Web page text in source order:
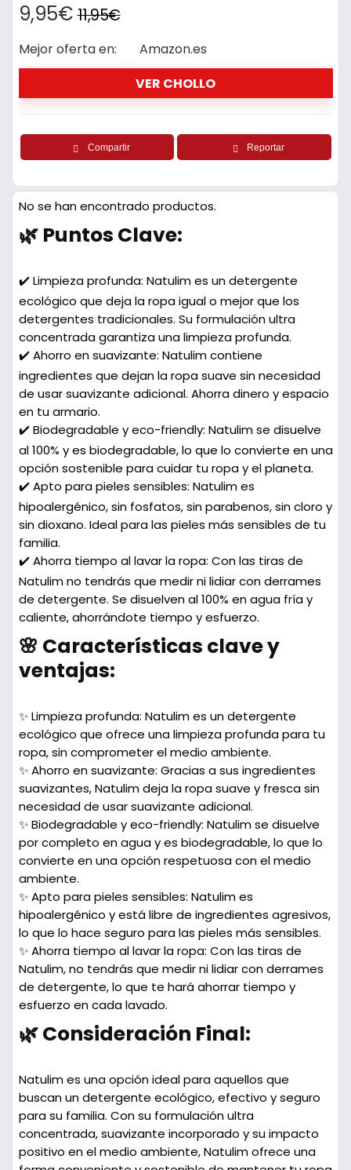
9,95€ 11,95€
Mejor oferta en:
Amazon.es
VER CHOLLO
Compartir Reportar
No se han encontrado productos.
🌿 Puntos Clave:
✔️ Limpieza profunda: Natulim es un detergente
ecológico que deja la ropa igual o mejor que los
detergentes tradicionales. Su formulación ultra
concentrada garantiza una limpieza profunda.
✔️ Ahorro en suavizante: Natulim contiene
ingredientes que dejan la ropa suave sin necesidad
de usar suavizante adicional. Ahorra dinero y espacio
en tu armario.
✔️ Biodegradable y eco-friendly: Natulim se disuelve
al 100% y es biodegradable, lo que lo convierte en una
opción sostenible para cuidar tu ropa y el planeta.
✔️ Apto para pieles sensibles: Natulim es
hipoalergénico, sin fosfatos, sin parabenos, sin cloro y
sin dioxano. Ideal para las pieles más sensibles de tu
familia.
✔️ Ahorra tiempo al lavar la ropa: Con las tiras de
Natulim no tendrás que medir ni lidiar con derrames
de detergente. Se disuelven al 100% en agua fría y
caliente, ahorrándote tiempo y esfuerzo.
🌸 Características clave y
ventajas:
✨ Limpieza profunda: Natulim es un detergente
ecológico que ofrece una limpieza profunda para tu
ropa, sin comprometer el medio ambiente.
✨ Ahorro en suavizante: Gracias a sus ingredientes
suavizantes, Natulim deja la ropa suave y fresca sin
necesidad de usar suavizante adicional.
✨ Biodegradable y eco-friendly: Natulim se disuelve
por completo en agua y es biodegradable, lo que lo
convierte en una opción respetuosa con el medio
ambiente.
✨ Apto para pieles sensibles: Natulim es
hipoalergénico y está libre de ingredientes agresivos,
lo que lo hace seguro para las pieles más sensibles.
✨ Ahorra tiempo al lavar la ropa: Con las tiras de
Natulim, no tendrás que medir ni lidiar con derrames
de detergente, lo que te hará ahorrar tiempo y
esfuerzo en cada lavado.
🌿 Consideración Final:
Natulim es una opción ideal para aquellos que
buscan un detergente ecológico, efectivo y seguro
para su familia. Con su formulación ultra
concentrada, suavizante incorporado y su impacto
positivo en el medio ambiente, Natulim ofrece una